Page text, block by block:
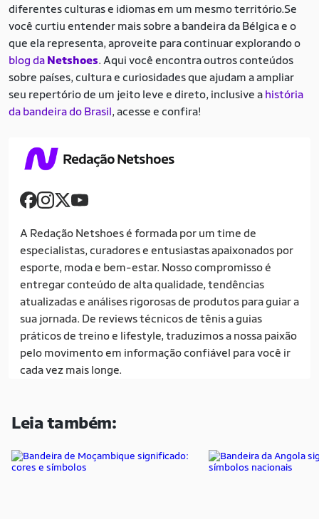
Leia também:
diferentes culturas e idiomas em um mesmo território.Se
você curtiu entender mais sobre a bandeira da Bélgica e o
que ela representa, aproveite para continuar explorando o
blog da Netshoes. Aqui você encontra outros conteúdos
sobre países, cultura e curiosidades que ajudam a ampliar
seu repertório de um jeito leve e direto, inclusive a história
da bandeira do Brasil, acesse e confira!
Redação Netshoes
A Redação Netshoes é formada por um time de
especialistas, curadores e entusiastas apaixonados por
esporte, moda e bem-estar. Nosso compromisso é
entregar conteúdo de alta qualidade, tendências
atualizadas e análises rigorosas de produtos para guiar a
sua jornada. De reviews técnicos de tênis a guias
práticos de treino e lifestyle, traduzimos a nossa paixão
pelo movimento em informação confiável para você ir
cada vez mais longe.